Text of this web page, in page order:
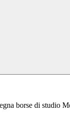
borse di studio